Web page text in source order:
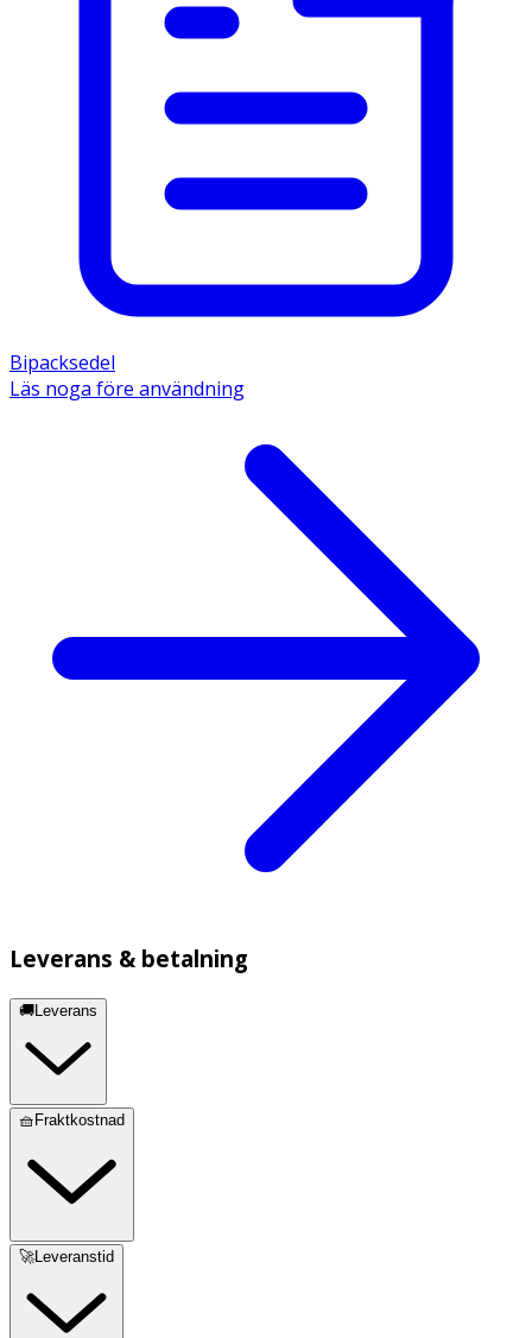
Bipacksedel
Läs noga före användning
Leverans & betalning
🚚Leverans
🧺Fraktkostnad
🚀Leveranstid